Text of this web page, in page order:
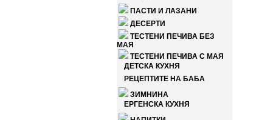
ПАСТИ И ЛАЗАНИ
ДЕСЕРТИ
ТЕСТЕНИ ПЕЧИВА БЕЗ
МАЯ
ТЕСТЕНИ ПЕЧИВА С МАЯ
ДЕТСКА КУХНЯ
РЕЦЕПТИТЕ НА БАБА
ЗИМНИНА
ЕРГЕНСКА КУХНЯ